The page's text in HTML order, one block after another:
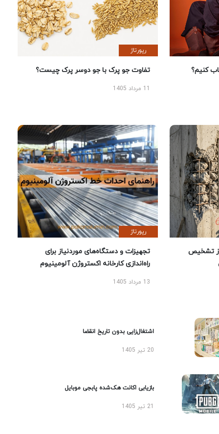
کنیم؟
رپورتاژ
تفاوت جو پرک با جو دوسر پرک چیست؟
تشخیص
رپورتاژ
تجهیزات و دستگاه‌های موردنیاز برای
راه‌اندازی کارخانه اکستروژن آلومینیوم
13 مرداد 1405
اشتغال‌زایی بدون تاریخ انقضا
20 تیر 1405
بازیابی اکانت هک‌شده پابجی موبایل